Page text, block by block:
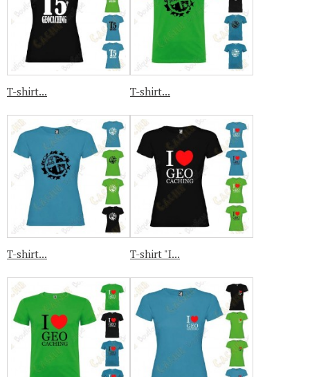
T-shirt... T-shirt...
T-shirt... T-shirt "I...